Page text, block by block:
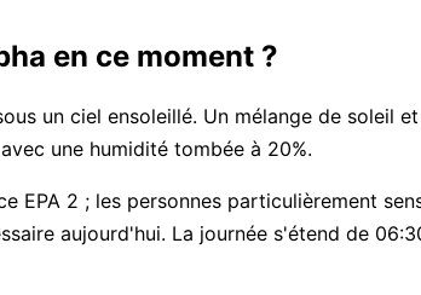
en ce moment ?
un ciel ensoleillé. Un mélange de soleil
une humidité tombée à 20%.
EPA 2 ; les personnes particulièrement
aujourd'hui. La journée s'étend de